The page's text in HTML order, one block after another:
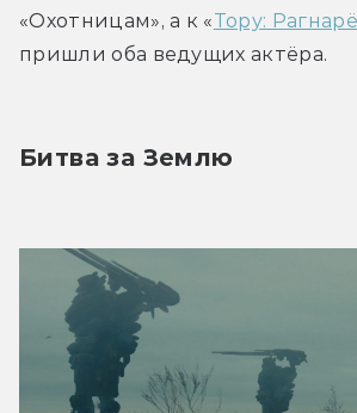
«Охотницам», а к «Тору:
пришли оба ведущих актёра.
Битва за Землю